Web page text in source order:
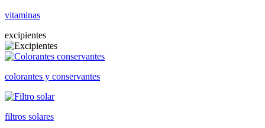
vitaminas
excipientes
colorantes y conservantes
filtros solares